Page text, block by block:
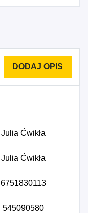
Julia Ćwikła
Julia Ćwikła
6751830113
545090580